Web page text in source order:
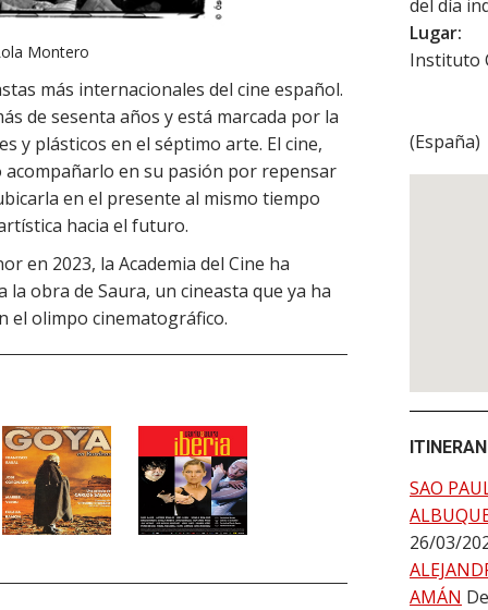
Montero
más internacionales del cine español.
de sesenta años y está marcada por la
y plásticos en el séptimo arte. El cine,
en su pasión por repensar
en el presente al mismo tiempo
hacia el futuro.
en 2023, la Academia del Cine ha
obra de Saura, un cineasta que ya ha
el olimpo cinematográfico.
del día
Lugar:
Instituto
(España)
SAO
26/03/
AMÁN